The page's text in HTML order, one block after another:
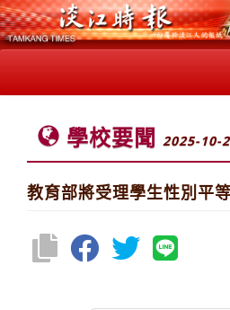
學校要聞 2025-10-
教育部將受理學生性別平